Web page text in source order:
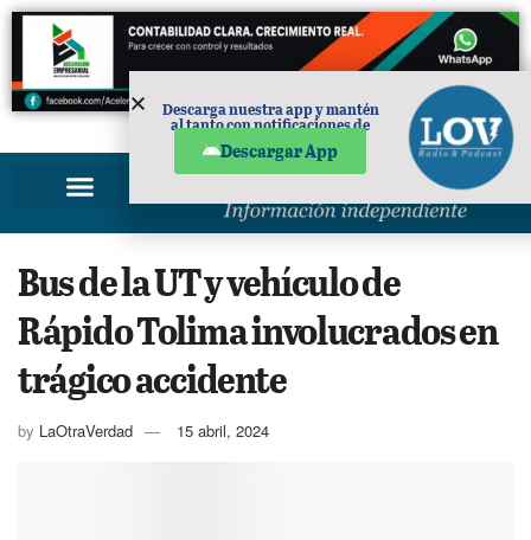
PUBLICIDAD
Bus de la UT y vehículo de
Rápido Tolima involucrados en
trágico accidente
by LaOtraVerdad 15 abril, 2024
Descarga nuestra app y mantén
al tanto con notificaciones de
Descargar App